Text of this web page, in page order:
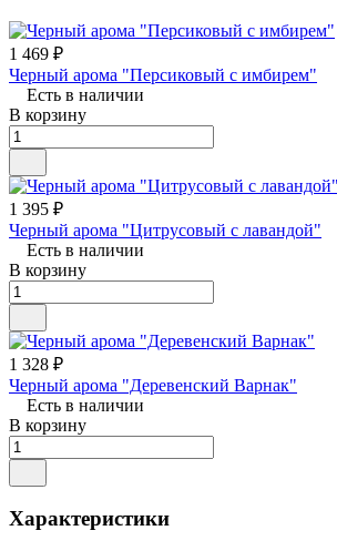
1 469 ₽
Черный арома "Персиковый с имбирем"
Есть в наличии
В корзину
1 395 ₽
Черный арома "Цитрусовый с лавандой"
Есть в наличии
В корзину
1 328 ₽
Черный арома "Деревенский Варнак"
Есть в наличии
В корзину
Характеристики